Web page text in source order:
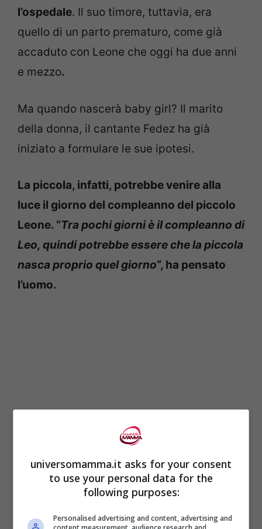
l’ospedale. Il suo timore, tuttavia, era
quello di un parto prematuro, come già
accaduto con Leone che oggi ha due anni
e mezzo.
Ma quando nascerà baby girl? Il marito
della donna, il cantante Fedez ha già
iniziato a formulare le sue ipotesi.
La piccola, infatti, potrebbe venire alla
luce il giorno del compleanno del piccolo
Leone. “Tra pochi giorni è il compleanno di
Leo, quindi potrebbe essere che la piccola
nasca proprio quel giorno“, ha pensato
l’uomo.
universomamma.it asks for your consent
to use your personal data for the
following purposes:
Personalised advertising and content, advertising and